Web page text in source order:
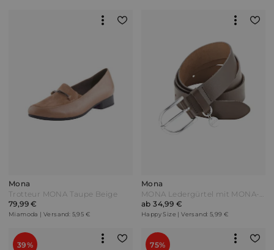
Mona
Trotteur MONA Taupe Beige
79,99 €
Miamoda | Versand: 5,95 €
Mona
MONA Ledergürtel mit MONA-Anhänger Dunkelbraun
ab 34,99 €
Happy Size | Versand: 5,99 €
39% 75%